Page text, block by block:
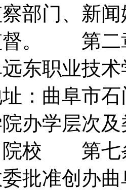
部门、新
督。 第二
远东职业技
址：曲阜市
办学层次
院校 第七
批准创办